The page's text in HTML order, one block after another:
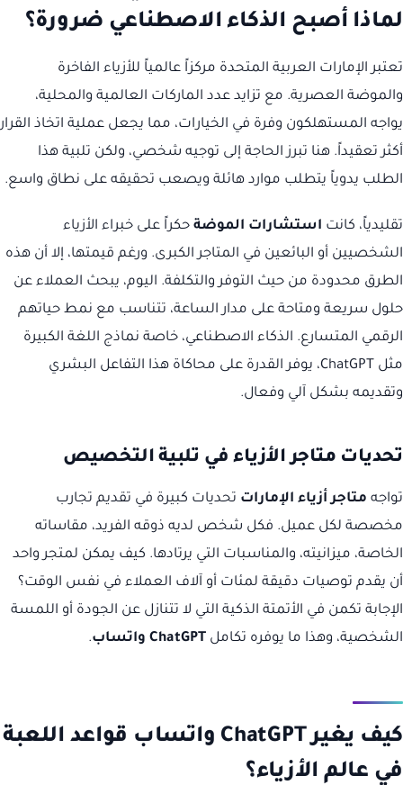
لماذا أصبح الذكاء الاصطناعي ضرورة؟
تعتبر الإمارات العربية المتحدة مركزاً عالمياً للأزياء الفاخرة
والموضة العصرية. مع تزايد عدد الماركات العالمية والمحلية،
يواجه المستهلكون وفرة في الخيارات، مما يجعل عملية اتخاذ القرار
أكثر تعقيداً. هنا تبرز الحاجة إلى توجيه شخصي، ولكن تلبية هذا
الطلب يدوياً يتطلب موارد هائلة ويصعب تحقيقه على نطاق واسع.
تقليدياً، كانت استشارات الموضة حكراً على خبراء الأزياء
الشخصيين أو البائعين في المتاجر الكبرى. ورغم قيمتها، إلا أن هذه
الطرق محدودة من حيث التوفر والتكلفة. اليوم، يبحث العملاء عن
حلول سريعة ومتاحة على مدار الساعة، تتناسب مع نمط حياتهم
الرقمي المتسارع. الذكاء الاصطناعي، خاصة نماذج اللغة الكبيرة
مثل ChatGPT، يوفر القدرة على محاكاة هذا التفاعل البشري
وتقديمه بشكل آلي وفعال.
تحديات متاجر الأزياء في تلبية التخصيص
تواجه متاجر أزياء الإمارات تحديات كبيرة في تقديم تجارب
مخصصة لكل عميل. فكل شخص لديه ذوقه الفريد، مقاساته
الخاصة، ميزانيته، والمناسبات التي يرتادها. كيف يمكن لمتجر واحد
أن يقدم توصيات دقيقة لمئات أو آلاف العملاء في نفس الوقت؟
الإجابة تكمن في الأتمتة الذكية التي لا تتنازل عن الجودة أو اللمسة
الشخصية، وهذا ما يوفره تكامل ChatGPT واتساب .
كيف يغير ChatGPT واتساب قواعد اللعبة
في عالم الأزياء؟